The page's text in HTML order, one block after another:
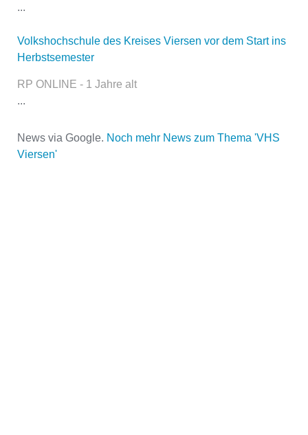
...
Volkshochschule des Kreises Viersen vor dem Start ins
Herbstsemester
RP ONLINE - 1 Jahre alt
...
News via Google. Noch mehr News zum Thema 'VHS
Viersen'